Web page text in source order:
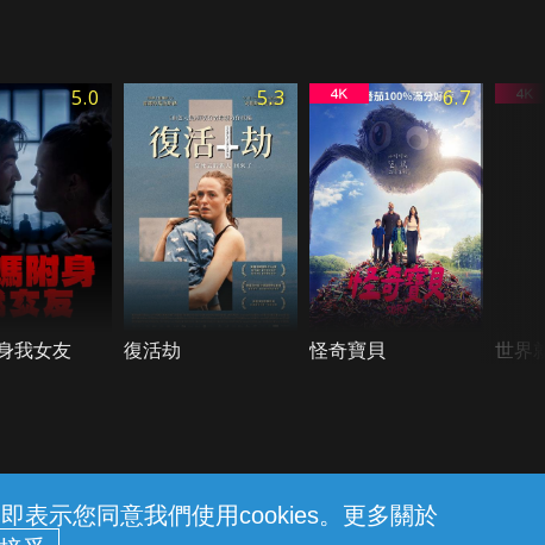
表示您同意我們使用cookies。更多關於
5.0
我女友
5.3
復活劫
6.7
怪奇寶貝 世界